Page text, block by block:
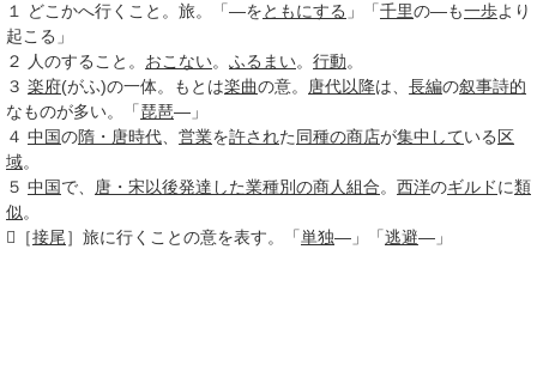
１
どこかへ行くこと。旅。「―をともにする 」「千里の―も一歩より
起こる」
２
人のすること。 おこない。 ふるまい。 行動。
３ 楽府(がふ)の一体。もとは楽曲の意。 唐代以降は、 長編の叙事詩的
なものが多い。「琵琶―」
４ 中国の隋・唐時代 営業を許された同種の商店が集中している 区
域。
５ 中国で、 唐・宋以後発達した業種別の商人組合。 西洋のギルドに類
似。
 ［接尾］ 旅に行くことの意を表す。「単独―」「逃避―」